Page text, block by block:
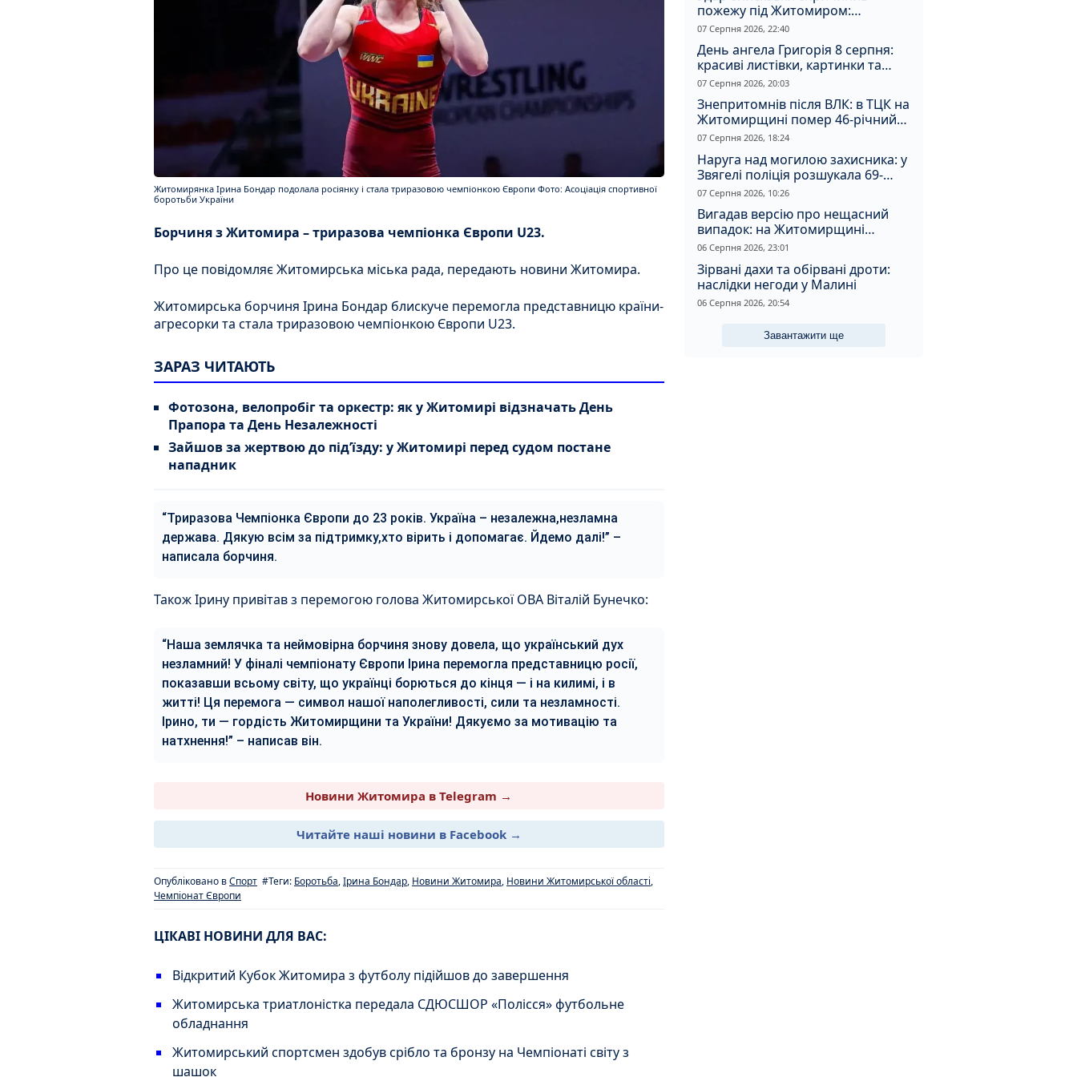
Житомирянка Ірина Бондар подолала росіянку і стала триразовою чемпіонкою Європи Фото: Асоціація спортивної
боротьби України
Борчиня з Житомира – триразова чемпіонка Європи U23.
Про це повідомляє Житомирська міська рада, передають новини Житомира.
Житомирська борчиня Ірина Бондар блискуче перемогла представницю країни-
агресорки та стала триразовою чемпіонкою Європи U23.
ЗАРАЗ ЧИТАЮТЬ
Фотозона, велопробіг та оркестр: як у Житомирі відзначать День
Прапора та День Незалежності
Зайшов за жертвою до під’їзду: у Житомирі перед судом постане
нападник
“Триразова Чемпіонка Європи до 23 років. Україна – незалежна,незламна
держава. Дякую всім за підтримку,хто вірить і допомагає. Йдемо далі!” –
написала борчиня.
Також Ірину привітав з перемогою голова Житомирської ОВА Віталій Бунечко:
“Наша землячка та неймовірна борчиня знову довела, що український дух
незламний! У фіналі чемпіонату Європи Ірина перемогла представницю росії,
показавши всьому світу, що українці борються до кінця — і на килимі, і в
житті! Ця перемога — символ нашої наполегливості, сили та незламності.
Ірино, ти — гордість Житомирщини та України! Дякуємо за мотивацію та
натхнення!” – написав він.
Новини Житомира в Telegram →
Читайте наші новини в Facebook →
Опубліковано вСпорт #Теги: Боротьба,Ірина Бондар, Новини Житомира, Новини Житомирської області,
Чемпіонат Європи
ЦІКАВІ НОВИНИ ДЛЯ ВАС:
Відкритий Кубок Житомира з футболу підійшов до завершення
Житомирська триатлоністка передала СДЮСШОР «Полісся» футбольне
обладнання
Житомирський спортсмен здобув срібло та бронзу на Чемпіонаті світу з
шашок
пожежу під Житомиром:
рятувальники витягли з вогню
кота
07 Серпня 2026, 22:40
День ангела Григорія 8 серпня:
красиві листівки, картинки та
душевні привітання
07 Серпня 2026, 20:03
Знепритомнів після ВЛК: в ТЦК на
Житомирщині помер 46-річний
чоловік
07 Серпня 2026, 18:24
Наруга над могилою захисника: у
Звягелі поліція розшукала 69-
річного зловмисника
07 Серпня 2026, 10:26
Вигадав версію про нещасний
випадок: на Житомирщині
судитимуть чоловіка за вбивство
06 Серпня 2026, 23:01
Зірвані дахи та обірвані дроти:
наслідки негоди у Малині
06 Серпня 2026, 20:54
Завантажити ще